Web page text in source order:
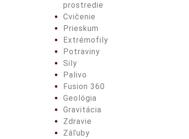
prostredie
Cvičenie
Prieskum
Extrémofily
Potraviny
Sily
Palivo
Fusion 360
Geológia
Gravitácia
Zdravie
Záľuby